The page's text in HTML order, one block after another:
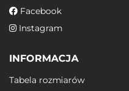
Facebook
Instagram
INFORMACJA
Tabela rozmiarów